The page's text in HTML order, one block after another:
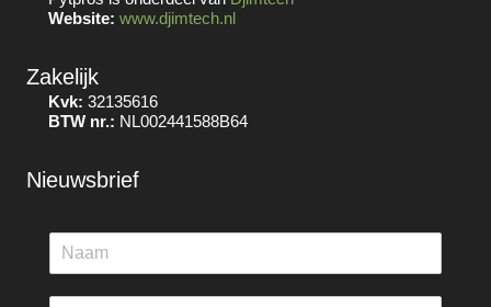
Website: www.djimtech.nl
Zakelijk
Kvk: 32135616
BTW nr.: NL002441588B64
Nieuwsbrief